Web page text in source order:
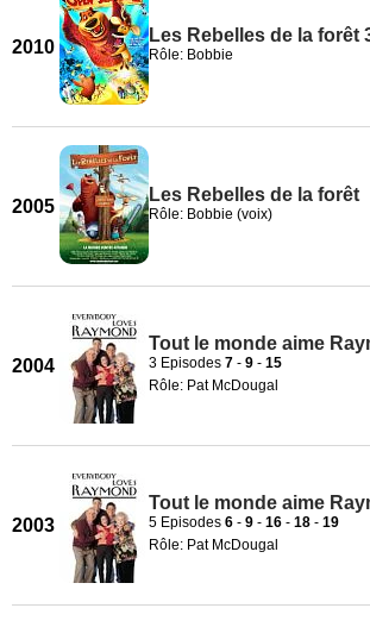
2010
Les Rebelles de la forêt
Rôle: Bobbie
2005
Les Rebelles de la forêt
Rôle: Bobbie (voix)
2004
Tout le monde aime
3 Episodes 7 - 9 - 15
Rôle: Pat McDougal
2003
Tout le monde aime
5 Episodes 6 - 9 - 16 - 18 - 19
Rôle: Pat McDougal